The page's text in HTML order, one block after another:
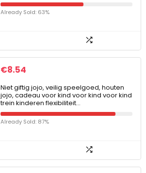
Already Sold: 63%
€8.54
Niet giftig jojo, veilig speelgoed, houten
jojo, cadeau voor kind voor kind voor kind
trein kinderen flexibiliteit…
Already Sold: 87%